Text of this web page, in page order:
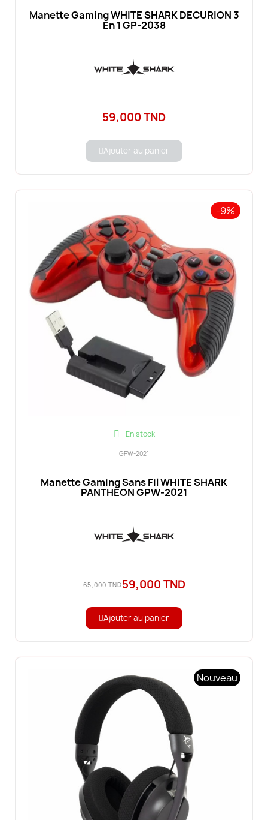
Manette Gaming WHITE SHARK DECURION 3
En 1 GP-2038
59,000 TND
Ajouter au panier
-9%
En stock
GPW-2021
Manette Gaming Sans Fil WHITE SHARK
PANTHEON GPW-2021
65,000 TND59,000 TND
Ajouter au panier
Nouveau